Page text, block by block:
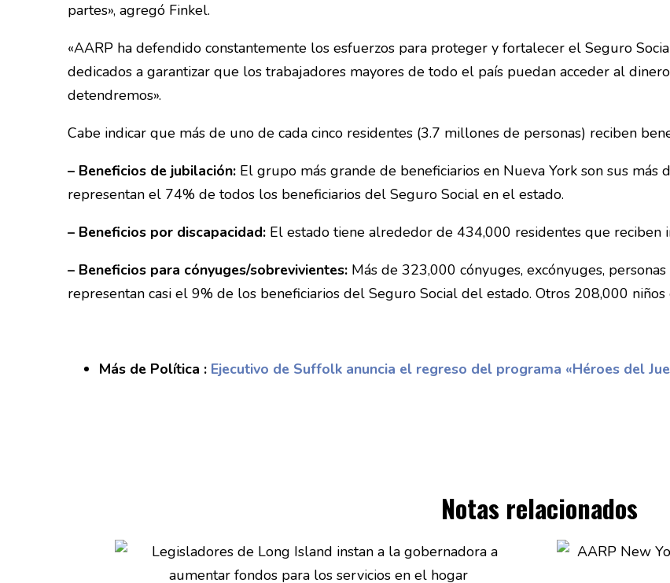
partes», agregó Finkel.
«AARP ha defendido constantemente los esfuerzos para proteger y fortalecer el Seguro
dedicados a garantizar que los trabajadores mayores de todo el país puedan acceder al
detendremos».
Cabe indicar que más de uno de cada cinco residentes (3.7 millones de personas) reciben
– Beneficios de jubilación: El grupo más grande de beneficiarios en Nueva York son sus
representan el 74% de todos los beneficiarios del Seguro Social en el estado.
– Beneficios por discapacidad: El estado tiene alrededor de 434,000 residentes que reciben
– Beneficios para cónyuges/sobrevivientes: Más de 323,000 cónyuges, excónyuges,
representan casi el 9% de los beneficiarios del Seguro Social del estado. Otros 208,000
Más de Política : Ejecutivo de Suffolk anuncia el regreso del programa «Héroes del
Notas relacionados